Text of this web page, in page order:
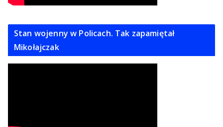
Stan wojenny w Policach. Tak zapamiętał
Mikołajczak